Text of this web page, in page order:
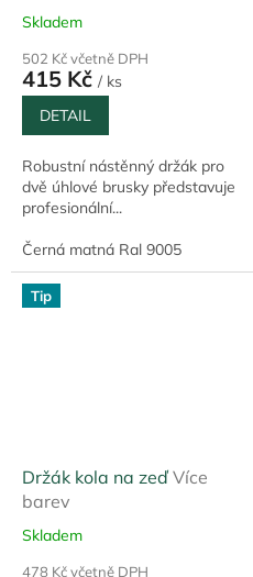
Skladem
502 Kč včetně DPH
415 Kč / ks
DETAIL
Robustní nástěnný držák pro
dvě úhlové brusky představuje
profesionální...
Černá matná Ral 9005
Tip
Držák kola na zeď Více
barev
Skladem
478 Kč včetně DPH